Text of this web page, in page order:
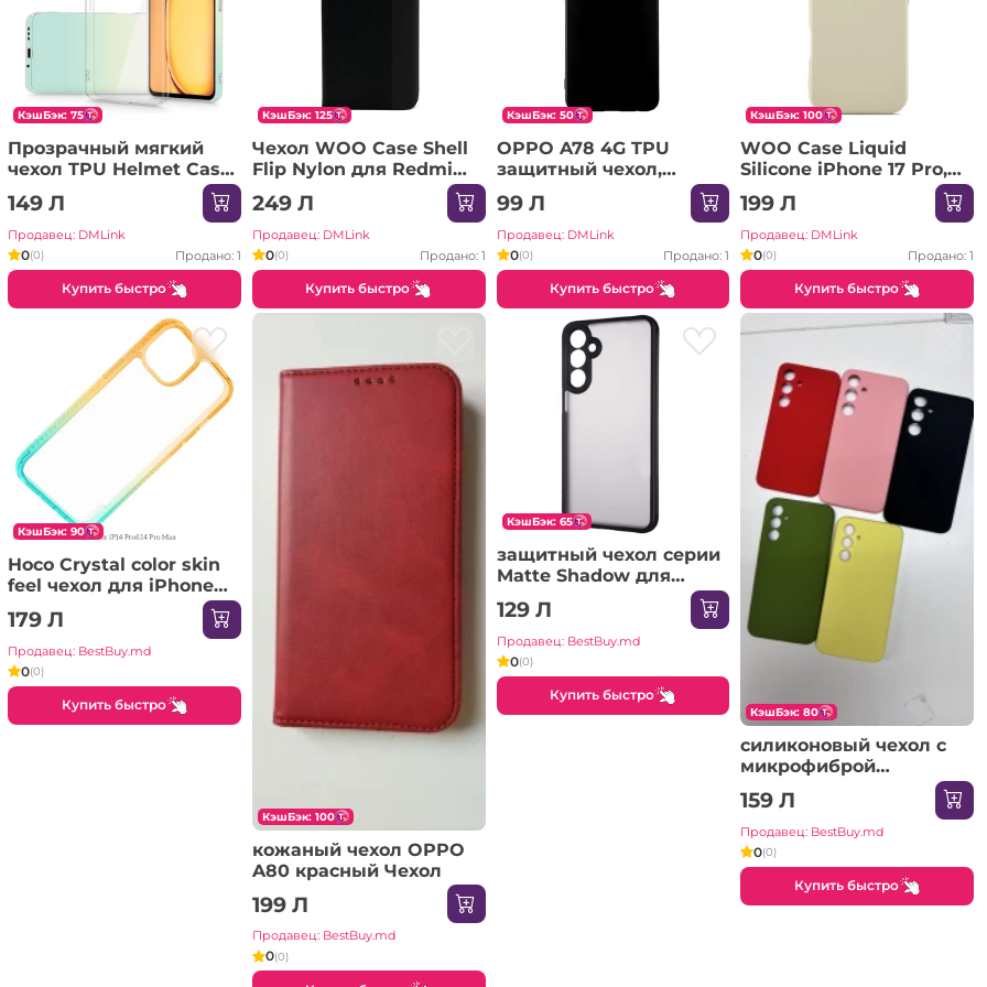
КэшБэк: 75
Прозрачный мягкий
чехол TPU Helmet Case
для Redmi 13C
149 Л
Продавец: DMLink
0(0) Продано: 1
Купить быстро
КэшБэк: 125
Чехол WOO Case Shell
Flip Nylon для Redmi
A5, черный (173 мм)
249 Л
Продавец: DMLink
0(0) Продано: 1
Купить быстро
КэшБэк: 50
OPPO A78 4G TPU
защитный чехол,
черный
99 Л
Продавец: DMLink
0(0) Продано: 1
Купить быстро
КэшБэк: 100
WOO Case Liquid
Silicone iPhone 17 Pro,
бежевый
199 Л
Продавец: DMLink
0(0) Продано: 1
Купить быстро
КэшБэк: 90
Hoco Crystal color skin
feel чехол для iPhone
14 Pro Max оранжевый
зеленый Чехол
179 Л
Продавец: BestBuy.md
0(0)
Купить быстро
КэшБэк: 100
кожаный чехол OPPO
A80 красный Чехол
199 Л
Продавец: BestBuy.md
0(0)
КэшБэк: 65
защитный чехол серии
Matte Shadow для
SAMSUNG Galaxy A72
черный Чехол
129 Л
Продавец: BestBuy.md
0(0)
Купить быстро
КэшБэк: 80
силиконовый чехол с
микрофиброй
SAMSUNG Galaxy A37
песочно-розовый
Чехол
159 Л
Продавец: BestBuy.md
0(0)
Купить быстро